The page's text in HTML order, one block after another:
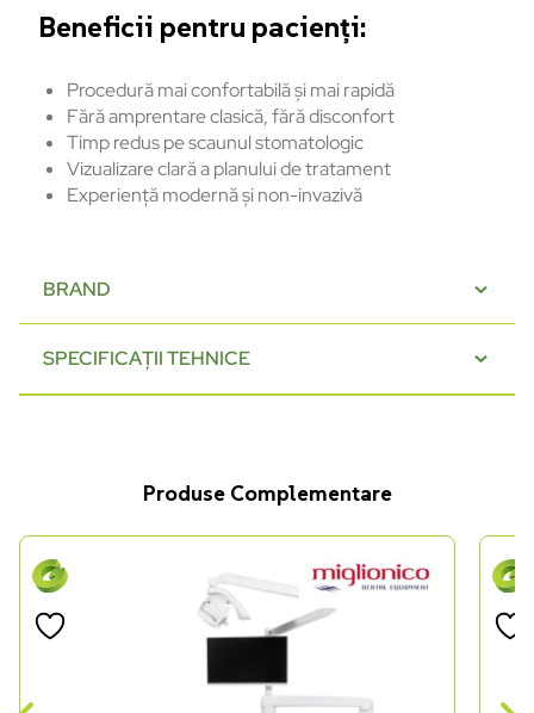
Beneficii pentru pacienți:
Procedură mai confortabilă și mai rapidă
Fără amprentare clasică, fără disconfort
Timp redus pe scaunul stomatologic
Vizualizare clară a planului de tratament
Experiență modernă și non-invazivă
BRAND
SPECIFICAȚII TEHNICE
Produse Complementare